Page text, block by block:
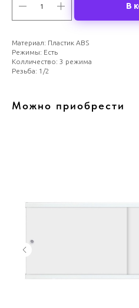
В
Материал: Пластик ABS
Режимы: Есть
Колличество: 3 режима
Резьба: 1/2
Можно приобрести